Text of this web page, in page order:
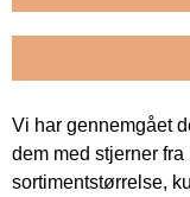
Vi har gennemgået
dem med stjerner
sortimentstørrelse,